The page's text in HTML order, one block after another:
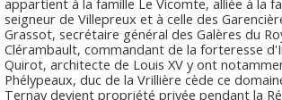
seigneur de Villepreux et à celle des
Grassot, secrétaire général des Galères du
Clérambault, commandant de la forteresse
Quirot, architecte de Louis XV y ont
Phélypeaux, duc de la Vrillière cède ce
Ternay devient propriété privée pendant la